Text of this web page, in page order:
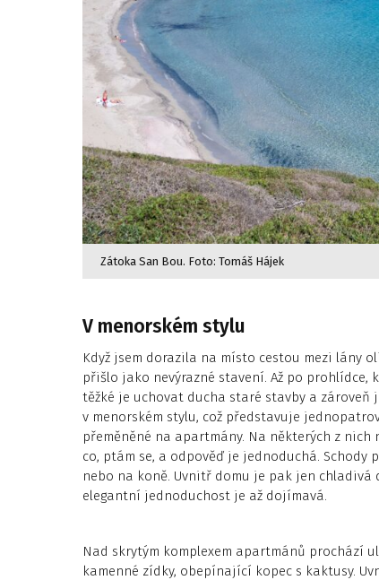
Zátoka San Bou. Foto: Tomáš Hájek
V menorském stylu
Když jsem dorazila na místo cestou mezi lány
přišlo jako nevýrazné stavení. Až po
těžké je uchovat ducha staré stavby a zároveň
v menorském stylu, což představuje
přeměněné na apartmány. Na některých z
co, ptám se, a odpověď je jednoduchá.
nebo na koně. Uvnitř domu je pak jen chladivá
elegantní jednoduchost je až dojímavá.
Nad skrytým komplexem apartmánů prochází
kamenné zídky, obepínající kopec s kaktusy.